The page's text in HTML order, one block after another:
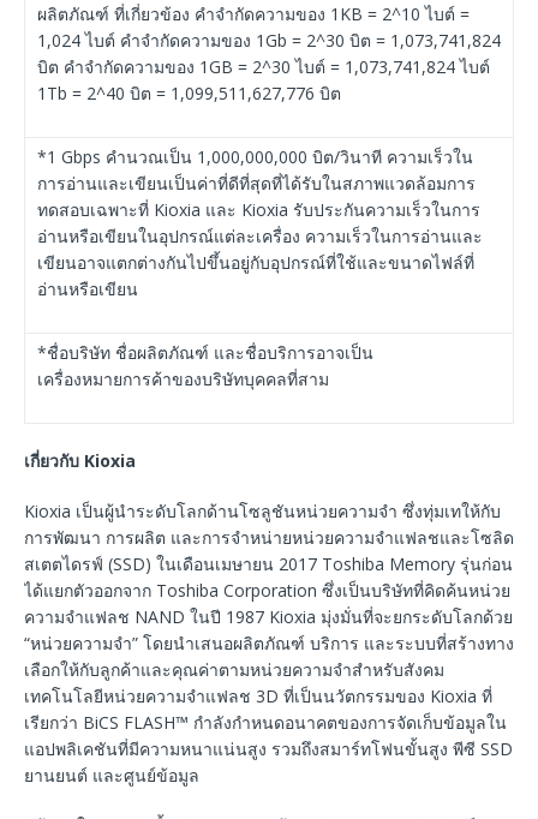
ผลิตภัณฑ์ ที่เกี่ยวข้อง คําจํากัดความของ 1KB = 2^10 ไบต์ =
1,024 ไบต์ คําจํากัดความของ 1Gb = 2^30 บิต = 1,073,741,824
บิต คําจํากัดความของ 1GB = 2^30 ไบต์ = 1,073,741,824 ไบต์
1Tb = 2^40 บิต = 1,099,511,627,776 บิต
*1 Gbps คํานวณเป็น 1,000,000,000 บิต/วินาที ความเร็วใน
การอ่านและเขียนเป็นค่าที่ดีที่สุดที่ได้รับในสภาพแวดล้อมการ
ทดสอบเฉพาะที่ Kioxia และ Kioxia รับประกันความเร็วในการ
อ่านหรือเขียนในอุปกรณ์แต่ละเครื่อง ความเร็วในการอ่านและ
เขียนอาจแตกต่างกันไปขึ้นอยู่กับอุปกรณ์ที่ใช้และขนาดไฟล์ที่
อ่านหรือเขียน
*ชื่อบริษัท ชื่อผลิตภัณฑ์ และชื่อบริการอาจเป็น
เครื่องหมายการค้าของบริษัทบุคคลที่สาม
เกี่ยวกับ Kioxia
Kioxia เป็นผู้นําระดับโลกด้านโซลูชันหน่วยความจํา ซึ่งทุ่มเทให้กับ
การพัฒนา การผลิต และการจำหน่ายหน่วยความจําแฟลชและโซลิด
สเตตไดรฟ์ (SSD) ในเดือนเมษายน 2017 Toshiba Memory รุ่นก่อน
ได้แยกตัวออกจาก Toshiba Corporation ซึ่งเป็นบริษัทที่คิดค้นหน่วย
ความจําแฟลช NAND ในปี 1987 Kioxia มุ่งมั่นที่จะยกระดับโลกด้วย
“หน่วยความจํา” โดยนําเสนอผลิตภัณฑ์ บริการ และระบบที่สร้างทาง
เลือกให้กับลูกค้าและคุณค่าตามหน่วยความจําสําหรับสังคม
เทคโนโลยีหน่วยความจําแฟลช 3D ที่เป็นนวัตกรรมของ Kioxia ที่
เรียกว่า BiCS FLASH™ กําลังกําหนดอนาคตของการจัดเก็บข้อมูลใน
แอปพลิเคชันที่มีความหนาแน่นสูง รวมถึงสมาร์ทโฟนขั้นสูง พีซี SSD
ยานยนต์ และศูนย์ข้อมูล